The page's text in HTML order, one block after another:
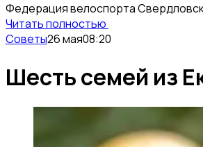
Федерация велоспорта
Читать полностью
Советы26 мая08:20
Шесть семей из